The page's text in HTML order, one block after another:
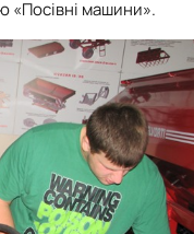
«Посівні машини».